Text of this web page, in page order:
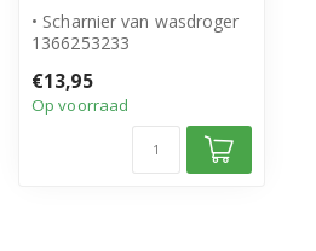
• Scharnier van wasdroger
1366253233
• Hoogwaardig altern...
€13,95
Op voorraad